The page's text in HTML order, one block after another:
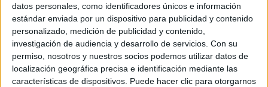
datos personales, como identificadores únicos e información
estándar enviada por un dispositivo para publicidad y contenido
personalizado, medición de publicidad y contenido,
investigación de audiencia y desarrollo de servicios. Con su
permiso, nosotros y nuestros socios podemos utilizar datos de
localización geográfica precisa e identificación mediante las
características de dispositivos. Puede hacer clic para otorgarnos
Indicador del año escolar .
Sistema fácil de colgar en la pizarra para
cambiar cada día.